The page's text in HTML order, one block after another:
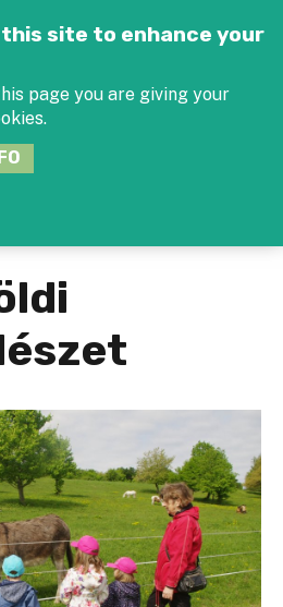
this site to enhance your
page you are giving your